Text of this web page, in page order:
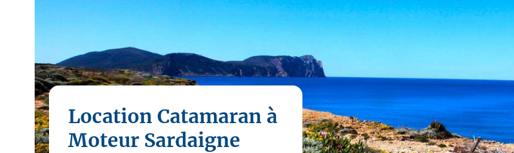
Location Catamaran à
Moteur Sardaigne